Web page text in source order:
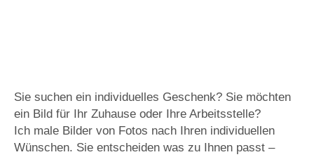
Sie suchen ein individuelles Geschenk? Sie möchten
ein Bild für Ihr Zuhause oder Ihre Arbeitsstelle?
Ich male Bilder von Fotos nach Ihren individuellen
Wünschen. Sie entscheiden was zu Ihnen passt –